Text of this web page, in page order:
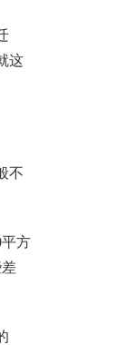
这
不
方